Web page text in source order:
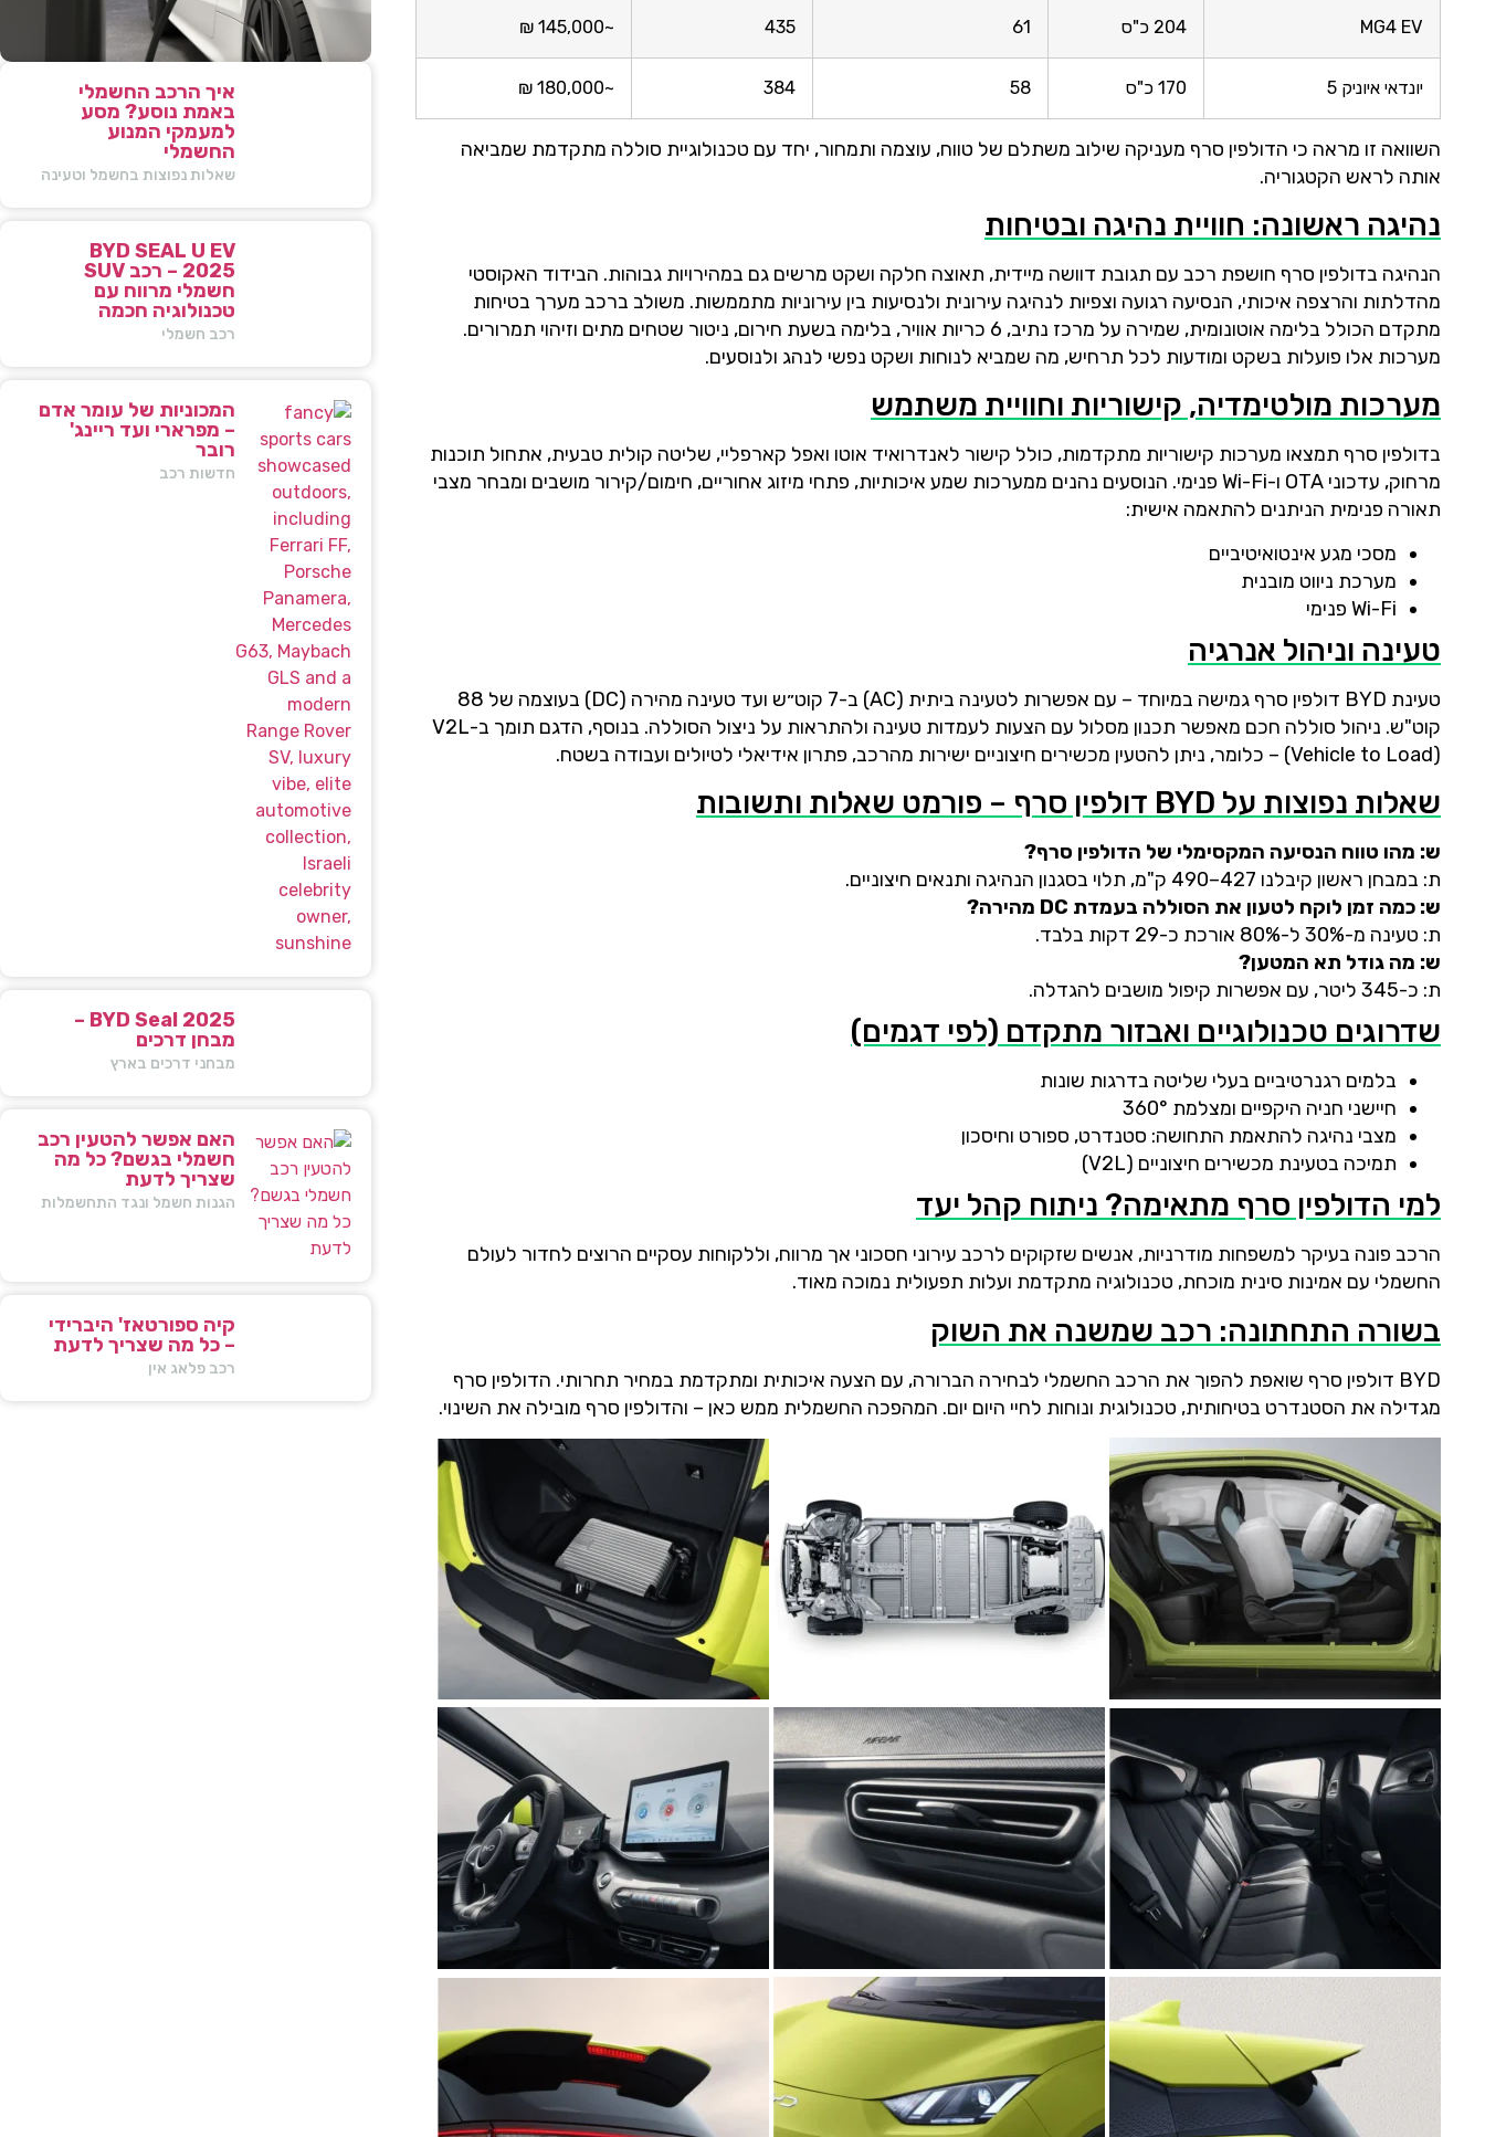
MG4 EV 204 כ"ס 61
435
~145,000 ₪
יונדאי איוניק 5 170 כ"ס 58
384
~180,000 ₪
השוואה זו מראה כי הדולפין סרף מעניקה שילוב משתלם של טווח, עוצמה ותמחור, יחד עם טכנולוגיית סוללה מתקדמת שמביאה
אותה לראש הקטגוריה.
נהיגה ראשונה: חוויית נהיגה ובטיחות
הנהיגה בדולפין סרף חושפת רכב עם תגובת דוושה מיידית, תאוצה חלקה ושקט מרשים גם במהירויות גבוהות. הבידוד האקוסטי
מהדלתות והרצפה איכותי, הנסיעה רגועה וצפיות לנהיגה עירונית ולנסיעות בין עירוניות מתממשות. משולב ברכב מערך בטיחות
מתקדם הכולל בלימה אוטונומית, שמירה על מרכז נתיב, 6 כריות אוויר, בלימה בשעת חירום, ניטור שטחים מתים וזיהוי תמרורים.
מערכות אלו פועלות בשקט ומודעות לכל תרחיש, מה שמביא לנוחות ושקט נפשי לנהג ולנוסעים.
מערכות מולטימדיה, קישוריות וחוויית משתמש
בדולפין סרף תמצאו מערכות קישוריות מתקדמות, כולל קישור לאנדרואיד אוטו ואפל קארפליי, שליטה קולית טבעית, אתחול תוכנות
מרחוק, עדכוני OTA ו-Wi-Fi פנימי. הנוסעים נהנים ממערכות שמע איכותיות, פתחי מיזוג אחוריים, חימום/קירור מושבים ומבחר מצבי
תאורה פנימית הניתנים להתאמה אישית:
מסכי מגע אינטואיטיביים
מערכת ניווט מובנית
Wi-Fi פנימי
טעינה וניהול אנרגיה
טעינת BYD דולפין סרף גמישה במיוחד – עם אפשרות לטעינה ביתית (AC) ב-7 קוט״ש ועד טעינה מהירה (DC) בעוצמה של 88
קוט"ש. ניהול סוללה חכם מאפשר תכנון מסלול עם הצעות לעמדות טעינה ולהתראות על ניצול הסוללה. בנוסף, הדגם תומך ב-V2L
(Vehicle to Load) – כלומר, ניתן להטעין מכשירים חיצוניים ישירות מהרכב, פתרון אידיאלי לטיולים ועבודה בשטח.
שאלות נפוצות על BYD דולפין סרף – פורמט שאלות ותשובות
ש: מהו טווח הנסיעה המקסימלי של הדולפין סרף?
ת: במבחן ראשון קיבלנו 427–490 ק"מ, תלוי בסגנון הנהיגה ותנאים חיצוניים.
ש: כמה זמן לוקח לטעון את הסוללה בעמדת DC מהירה?
ת: טעינה מ-30% ל-80% אורכת כ-29 דקות בלבד.
ש: מה גודל תא המטען?
ת: כ-345 ליטר, עם אפשרות קיפול מושבים להגדלה.
שדרוגים טכנולוגיים ואבזור מתקדם (לפי דגמים)
בלמים רגנרטיביים בעלי שליטה בדרגות שונות
חיישני חניה היקפיים ומצלמת 360°
מצבי נהיגה להתאמת התחושה: סטנדרט, ספורט וחיסכון
תמיכה בטעינת מכשירים חיצוניים (V2L)
למי הדולפין סרף מתאימה? ניתוח קהל יעד
הרכב פונה בעיקר למשפחות מודרניות, אנשים שזקוקים לרכב עירוני חסכוני אך מרווח, וללקוחות עסקיים הרוצים לחדור לעולם
החשמלי עם אמינות סינית מוכחת, טכנולוגיה מתקדמת ועלות תפעולית נמוכה מאוד.
בשורה התחתונה: רכב שמשנה את השוק
BYD דולפין סרף שואפת להפוך את הרכב החשמלי לבחירה הברורה, עם הצעה איכותית ומתקדמת במחיר תחרותי. הדולפין סרף
מגדילה את הסטנדרט בטיחותית, טכנולוגית ונוחות לחיי היום יום. המהפכה החשמלית ממש כאן – והדולפין סרף מובילה את השינוי.
איך הרכב החשמלי
באמת נוסע? מסע
למעמקי המנוע
החשמלי
שאלות נפוצות בחשמל וטעינה
BYD SEAL U EV
2025 – רכב SUV
חשמלי מרווח עם
טכנולוגיה חכמה
רכב חשמלי
המכוניות של עומר אדם
– מפרארי ועד ריינג'
רובר
חדשות רכב
BYD Seal 2025 –
מבחן דרכים
מבחני דרכים בארץ
האם אפשר להטעין רכב
חשמלי בגשם? כל מה
שצריך לדעת
הגנות חשמל ונגד התחשמלות
קיה ספורטאז' היברידי
– כל מה שצריך לדעת
רכב פלאג אין